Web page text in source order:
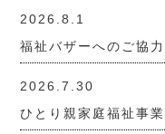
2026.8.1
福祉バザーへのご協
2026.7.30
ひとり親家庭福祉事